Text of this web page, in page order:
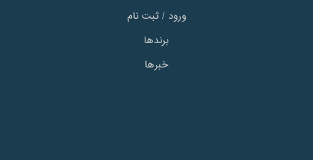
ورود / ثبت نام
برندها
خبرها